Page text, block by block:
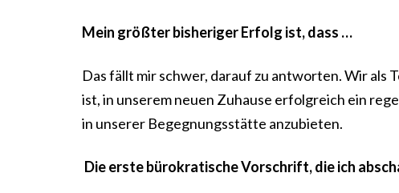
Mein größter bisheriger Erfolg ist, dass …
Das fällt mir schwer, darauf zu antworten. Wir als
ist, in unserem neuen Zuhause erfolgreich ein
in unserer Begegnungsstätte anzubieten.
Die erste bürokratische Vorschrift, die ich